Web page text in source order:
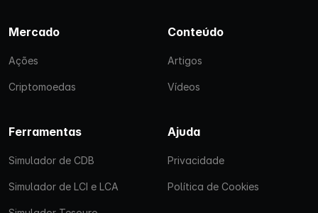
Mercado
Ações
Criptomoedas
Conteúdo
Artigos
Vídeos
Ferramentas
Simulador de CDB
Simulador de LCI e LCA
Ajuda
Privacidade
Política de Cookies